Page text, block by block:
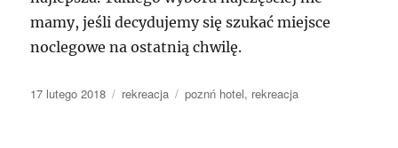
mamy, jeśli decydujemy się szukać miejsce
noclegowe na ostatnią chwilę.
Data
17 lutego 2018 Kategorie
rekreacja Tagi
poznń hotel, rekreacja